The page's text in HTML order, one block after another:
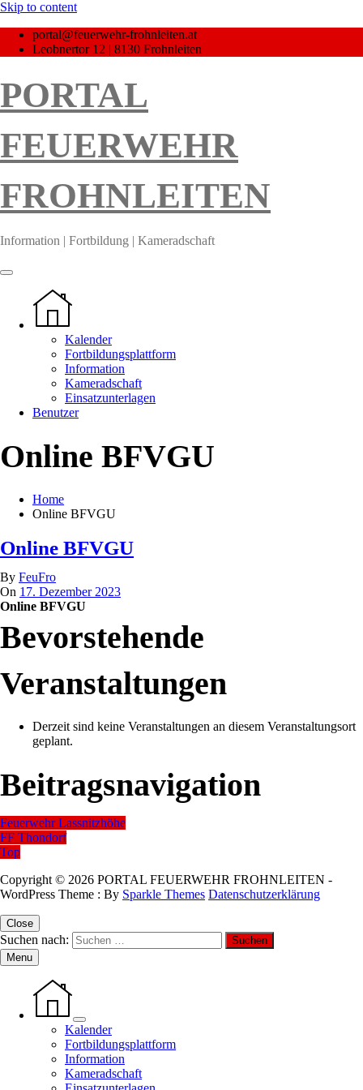
Skip to content
portal@feuerwehr-frohnleiten.at
Leobnertor 12 | 8130 Frohnleiten
PORTAL
FEUERWEHR
FROHNLEITEN
Information | Fortbildung | Kameradschaft
Kalender
Fortbildungsplattform
Information
Kameradschaft
Einsatzunterlagen
Benutzer
Online BFVGU
Home
Online BFVGU
Online BFVGU
By FeuFro
On 17. Dezember 2023
Online BFVGU
Bevorstehende
Veranstaltungen
Derzeit sind keine Veranstaltungen an diesem Veranstaltungsort
geplant.
Beitragsnavigation
Feuerwehr Lassnitzhöhe
FF Thondorf
Top
Copyright © 2026 PORTAL FEUERWEHR FROHNLEITEN -
WordPress Theme : By Sparkle Themes Datenschutzerklärung
Close
Suchen nach:
Menu
Kalender
Fortbildungsplattform
Information
Kameradschaft